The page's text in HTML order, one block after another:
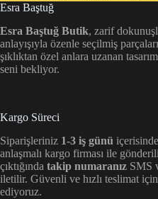
Esra Baştuğ
Esra Baştuğ Butik, zarif
anlayışıyla özenle seçilmiş
şıklıktan özel anlara uzanan
seni bekliyor.
Kargo Süreci
Siparişleriniz 1-3 iş günü
anlaşmalı kargo firması ile
çıktığında takip numaranız SMS
iletilir. Güvenli ve hızlı teslimat
ediyoruz.